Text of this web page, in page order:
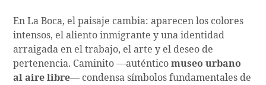
En La Boca, el paisaje cambia: aparecen los colores
intensos, el aliento inmigrante y una identidad
arraigada en el trabajo, el arte y el deseo de
pertenencia. Caminito —auténticomuseo urbano
al aire libre— condensa símbolos fundamentales de